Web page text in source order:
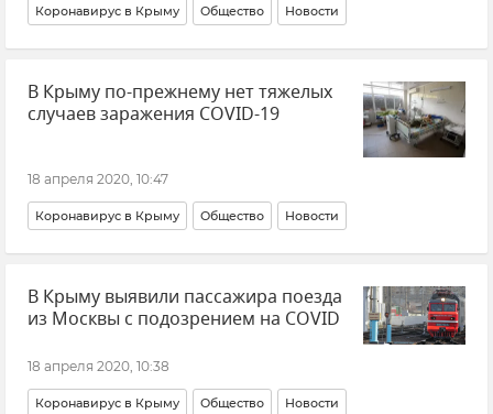
Коронавирус в Крыму Общество Новости
В Крыму по-прежнему нет тяжелых
случаев заражения COVID-19
18 апреля 2020, 10:47
Коронавирус в Крыму Общество Новости
В Крыму выявили пассажира поезда
из Москвы с подозрением на COVID
18 апреля 2020, 10:38
Коронавирус в Крыму Общество Новости